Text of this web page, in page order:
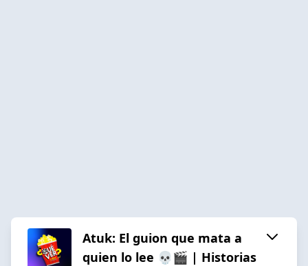
Atuk: El guion que mata a
quien lo lee 💀🎬 | Historias